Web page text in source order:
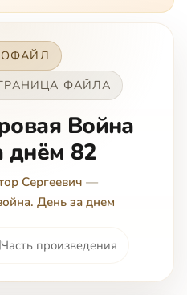
ФАЙЛА
Война
днём 82
Сергеевич —
День за днем
Часть произведения